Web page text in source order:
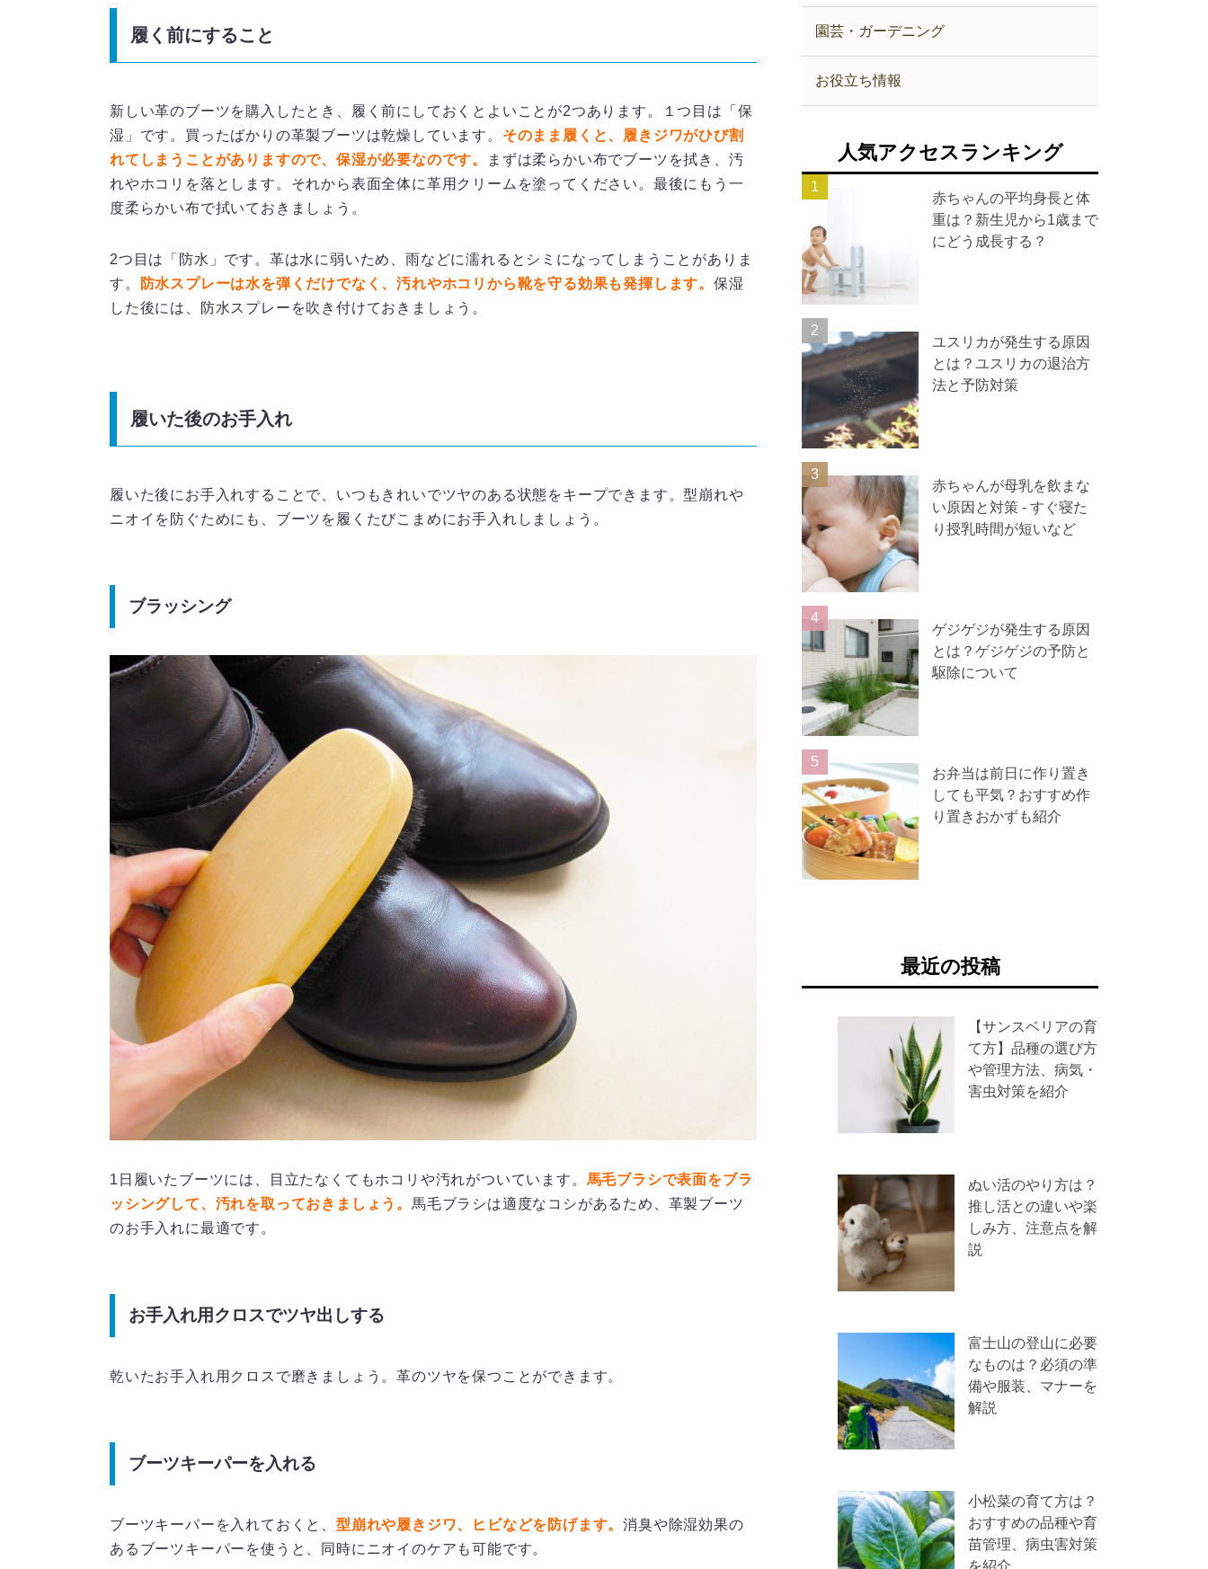
履く前にすること
新しい革のブーツを購入したとき、履く前にしておくとよいことが2つあります。１つ目は「保
湿」です。買ったばかりの革製ブーツは乾燥しています。 そのまま履くと、履きジワがひび割
れてしまうことがありますので、保湿が必要なのです。
まずは柔らかい布でブーツを拭き、汚
れやホコリを落とします。それから表面全体に革用クリームを塗ってください。最後にもう一
度柔らかい布で拭いておきましょう。
2つ目は「防水」です。革は水に弱いため、雨などに濡れるとシミになってしまうことがありま
す。
防水スプレーは水を弾くだけでなく、汚れやホコリから靴を守る効果も発揮します。保湿
した後には、防水スプレーを吹き付けておきましょう。
履いた後のお手入れ
履いた後にお手入れすることで、いつもきれいでツヤのある状態をキープできます。型崩れや
ニオイを防ぐためにも、ブーツを履くたびこまめにお手入れしましょう。
ブラッシング
1日履いたブーツには、目立たなくてもホコリや汚れがついています。 馬毛ブラシで表面をブラ
ッシングして、汚れを取っておきましょう。 馬毛ブラシは適度なコシがあるため、革製ブーツ
のお手入れに最適です。
お手入れ用クロスでツヤ出しする
乾いたお手入れ用クロスで磨きましょう。革のツヤを保つことができます。
ブーツキーパーを入れる
ブーツキーパーを入れておくと、 型崩れや履きジワ、ヒビなどを防げます。消臭や除湿効果の
あるブーツキーパーを使うと、同時にニオイのケアも可能です。
園芸・ガーデニング
お役立ち情報
人気アクセスランキング
赤ちゃんの平均身長と体
重は？新生児から1歳まで
にどう成長する？
ユスリカが発生する原因
とは？ユスリカの退治方
法と予防対策
赤ちゃんが母乳を飲まな
い原因と対策 ‐ すぐ寝た
り授乳時間が短いなど
ゲジゲジが発生する原因
とは？ゲジゲジの予防と
駆除について
お弁当は前日に作り置き
しても平気？おすすめ作
り置きおかずも紹介
最近の投稿
【サンスベリアの育
て方】品種の選び方
や管理方法、病気・
害虫対策を紹介
ぬい活のやり方は？
推し活との違いや楽
しみ方、注意点を解
説
富士山の登山に必要
なものは？必須の準
備や服装、マナーを
解説
小松菜の育て方は？
おすすめの品種や育
苗管理、病虫害対策
を紹介